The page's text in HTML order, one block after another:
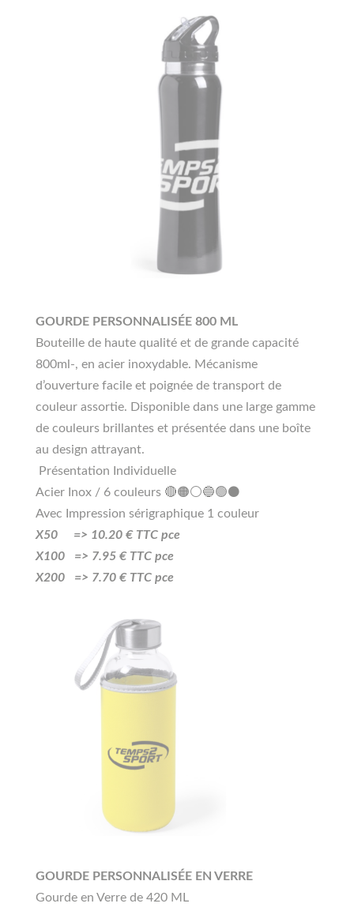
GOURDE PERSONNALISÉE 800 ML
Bouteille de haute qualité et de grande capacité
800ml-, en acier inoxydable. Mécanisme
d’ouverture facile et poignée de transport de
couleur assortie. Disponible dans une large gamme
de couleurs brillantes et présentée dans une boîte
au design attrayant.
Présentation Individuelle
Acier Inox / 6 couleurs 🔴🟠⚪🔵🟢⚫
Avec Impression sérigraphique 1 couleur
X50 => 10.20 € TTC pce
X100 => 7.95 € TTC pce
X200 => 7.70 € TTC pce
GOURDE PERSONNALISÉE EN VERRE
Gourde en Verre de 420 ML